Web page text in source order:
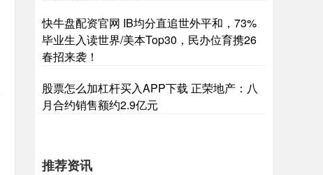
快牛盘配资官网 IB均分直追世外平和，73%
毕业生入读世界/美本Top30，民办位育携26
春招来袭！
股票怎么加杠杆买入APP下载 正荣地产：八
月合约销售额约2.9亿元
推荐资讯